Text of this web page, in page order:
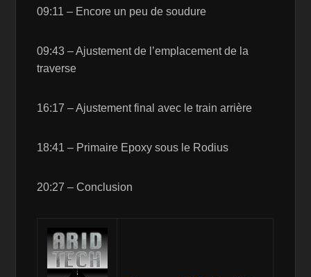
09:11 – Encore un peu de soudure
09:43 – Ajustement de l’emplacement de la
traverse
16:17 – Ajustement final avec le train arrière
18:41 – Primaire Epoxy sous le Rodius
20:27 – Conclusion